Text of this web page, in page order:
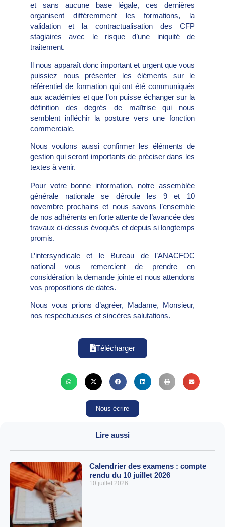
et sans aucune base légale, ces dernières
organisent différemment les formations, la
validation et la contractualisation des CFP
stagiaires avec le risque d’une iniquité de
traitement.
Il nous apparaît donc important et urgent que vous
puissiez nous présenter les éléments sur le
référentiel de formation qui ont été communiqués
aux académies et que l’on puisse échanger sur la
définition des degrés de maîtrise qui nous
semblent infléchir la posture vers une fonction
commerciale.
Nous voulons aussi confirmer les éléments de
gestion qui seront importants de préciser dans les
textes à venir.
Pour votre bonne information, notre assemblée
générale nationale se déroule les 9 et 10
novembre prochains et nous savons l’ensemble
de nos adhérents en forte attente de l’avancée des
travaux ci-dessus évoqués et depuis si longtemps
promis.
L’intersyndicale et le Bureau de l’ANACFOC
national vous remercient de prendre en
considération la demande jointe et nous attendons
vos propositions de dates.
Nous vous prions d’agréer, Madame, Monsieur,
nos respectueuses et sincères salutations.
Télécharger
Nous écrire
Lire aussi
Calendrier des examens : compte
rendu du 10 juillet 2026
10 juillet 2026